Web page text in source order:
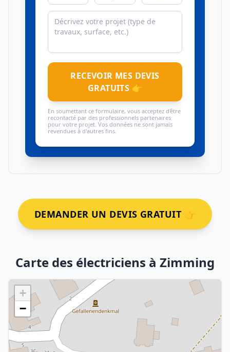
RECEVOIR MES DEVIS
GRATUITS 👉
En soumettant ce formulaire, vous acceptez d'être
recontacté par des professionnels partenaires
pour votre projet. Vos données ne sont jamais
revendues à d'autres fins.
DEMANDER UN DEVIS GRATUIT 👉
Carte des électriciens à Zimming
+
−